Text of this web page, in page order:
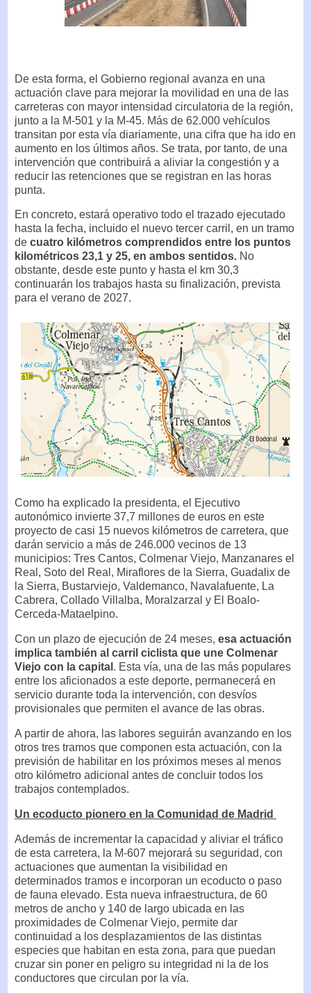
De esta forma, el Gobierno regional avanza en una
actuación clave para mejorar la movilidad en una de las
carreteras con mayor intensidad circulatoria de la región,
junto a la M-501 y la M-45. Más de 62.000 vehículos
transitan por esta vía diariamente, una cifra que ha ido en
aumento en los últimos años. Se trata, por tanto, de una
intervención que contribuirá a aliviar la congestión y a
reducir las retenciones que se registran en las horas
punta.
En concreto, estará operativo todo el trazado ejecutado
hasta la fecha, incluido el nuevo tercer carril, en un tramo
de cuatro kilómetros comprendidos entre los puntos
kilométricos 23,1 y 25, en ambos sentidos. No
obstante, desde este punto y hasta el km 30,3
continuarán los trabajos hasta su finalización, prevista
para el verano de 2027.
Como ha explicado la presidenta, el Ejecutivo
autonómico invierte 37,7 millones de euros en este
proyecto de casi 15 nuevos kilómetros de carretera, que
darán servicio a más de 246.000 vecinos de 13
municipios: Tres Cantos, Colmenar Viejo, Manzanares el
Real, Soto del Real, Miraflores de la Sierra, Guadalix de
la Sierra, Bustarviejo, Valdemanco, Navalafuente, La
Cabrera, Collado Villalba, Moralzarzal y El Boalo-
Cerceda-Mataelpino.
Con un plazo de ejecución de 24 meses, esa actuación
implica también al carril ciclista que une Colmenar
Viejo con la capital . Esta vía, una de las más populares
entre los aficionados a este deporte, permanecerá en
servicio durante toda la intervención, con desvíos
provisionales que permiten el avance de las obras.
A partir de ahora, las labores seguirán avanzando en los
otros tres tramos que componen esta actuación, con la
previsión de habilitar en los próximos meses al menos
otro kilómetro adicional antes de concluir todos los
trabajos contemplados.
Un ecoducto pionero en la Comunidad de Madrid
Además de incrementar la capacidad y aliviar el tráfico
de esta carretera, la M-607 mejorará su seguridad, con
actuaciones que aumentan la visibilidad en
determinados tramos e incorporan un ecoducto o paso
de fauna elevado. Esta nueva infraestructura, de 60
metros de ancho y 140 de largo ubicada en las
proximidades de Colmenar Viejo, permite dar
continuidad a los desplazamientos de las distintas
especies que habitan en esta zona, para que puedan
cruzar sin poner en peligro su integridad ni la de los
conductores que circulan por la vía.